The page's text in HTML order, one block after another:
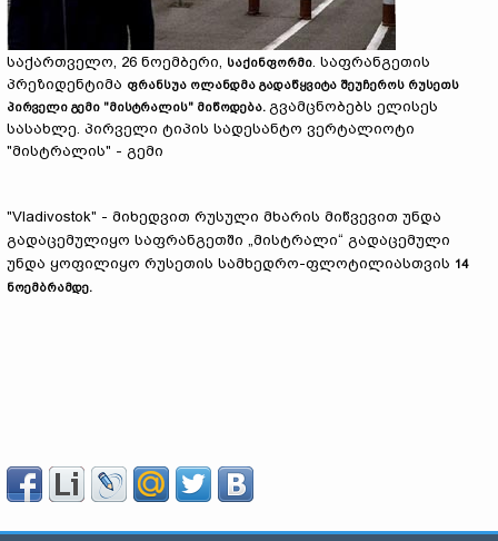
საქართველო, 26 ნოემბერი, საქინფორმი. საფრანგეთის
პრეზიდენტიმა ფრანსუა ოლანდმა გადაწყვიტა შეუჩეროს რუსეთს
პირველი გემი "მისტრალის" მიწოდება. გვამცნობებს ელისეს
სასახლე. პირველი ტიპის სადესანტო ვერტალიოტი
"მისტრალის" - გემი
"Vladivostok" - მიხედვით რუსული მხარის მიწვევით უნდა
გადაცემულიყო საფრანგეთში „მისტრალი“ გადაცემული
უნდა ყოფილიყო რუსეთის სამხედრო-ფლოტილიასთვის 14
ნოემბრამდე.